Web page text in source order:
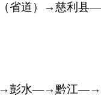
省道）→慈利县—
—→黔江—→